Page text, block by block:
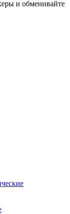
и обменивайте